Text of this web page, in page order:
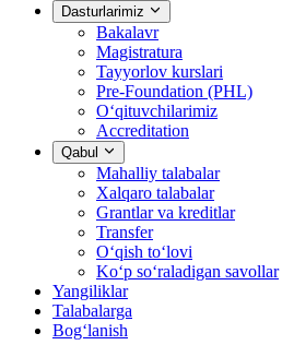
Dasturlarimiz
Bakalavr
Magistratura
Tayyorlov kurslari
Pre-Foundation (PHL)
O‘qituvchilarimiz
Accreditation
Qabul
Mahalliy talabalar
Xalqaro talabalar
Grantlar va kreditlar
Transfer
O‘qish to‘lovi
Ko‘p so‘raladigan savollar
Yangiliklar
Talabalarga
Bog‘lanish